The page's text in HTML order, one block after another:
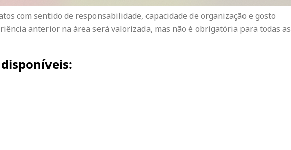
com sentido de responsabilidade, capacidade de organização e gosto
anterior na área será valorizada, mas não é obrigatória para todas as